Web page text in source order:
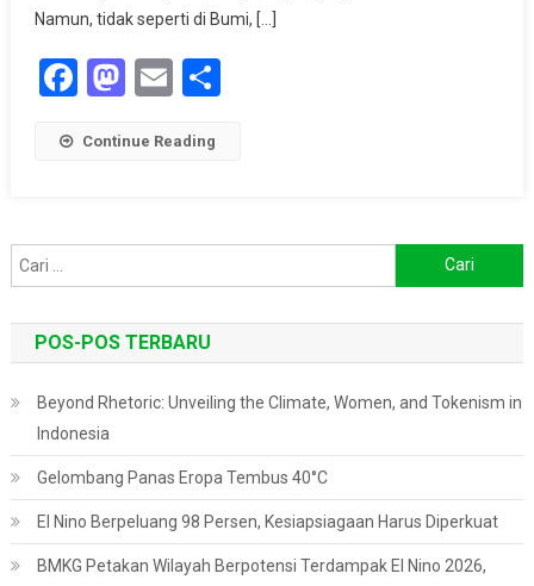
Namun, tidak seperti di Bumi, […]
Facebook
Mastodon
EmailShare
Continue Reading
untuk:
POS-POS TERBARU
Beyond Rhetoric: Unveiling the Climate, Women, and Tokenism in
Indonesia
Gelombang Panas Eropa Tembus 40°C
El Nino Berpeluang 98 Persen, Kesiapsiagaan Harus Diperkuat
BMKG Petakan Wilayah Berpotensi Terdampak El Nino 2026,